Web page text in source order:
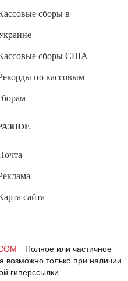
сборы в
сборы США
по кассовым
сайта
Полное или частичное
возможно только при наличии
гиперссылки